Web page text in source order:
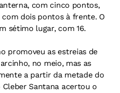
com cinco pontos,
com dois pontos à frente. O
sétimo lugar, com 16.
promoveu as estreias de
no meio, mas as
a partir da metade do
Santana acertou o